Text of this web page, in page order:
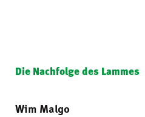
Die Nachfolge des Lammes
Wim Malgo